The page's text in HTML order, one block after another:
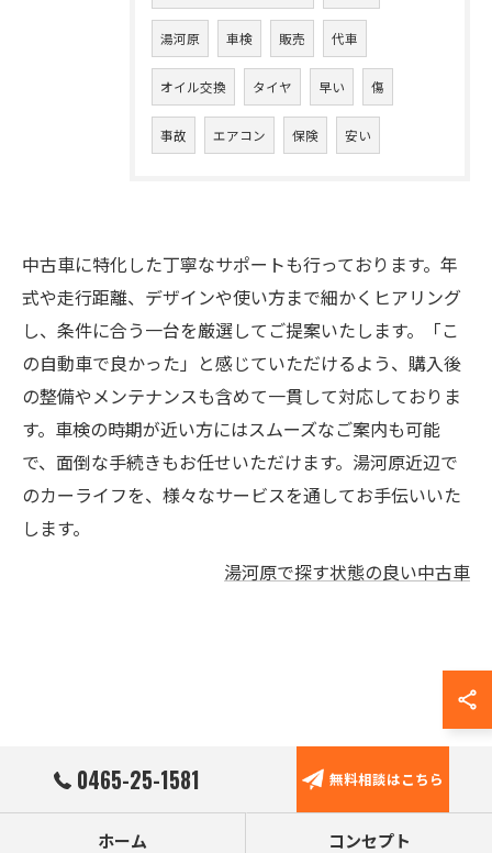
湯河原 車検 販売 代車
オイル交換 タイヤ 早い 傷
事故 エアコン 保険 安い
中古車に特化した丁寧なサポートも行っております。年
式や走行距離、デザインや使い方まで細かくヒアリング
し、条件に合う一台を厳選してご提案いたします。「こ
の自動車で良かった」と感じていただけるよう、購入後
の整備やメンテナンスも含めて一貫して対応しておりま
す。車検の時期が近い方にはスムーズなご案内も可能
で、面倒な手続きもお任せいただけます。湯河原近辺で
のカーライフを、様々なサービスを通してお手伝いいた
します。
湯河原で探す状態の良い中古車
0465-25-1581 無料相談はこちら
ホーム コンセプト